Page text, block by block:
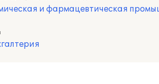
и фармацевтическая